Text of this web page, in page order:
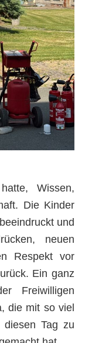
Wissen,
Die Kinder
und
neuen
Respekt vor
Ein ganz
Freiwilligen
die mit so viel
diesen Tag zu